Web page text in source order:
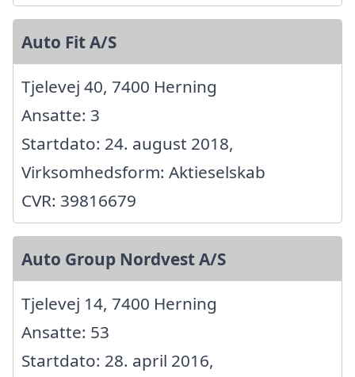
Auto Fit A/S
Tjelevej 40, 7400 Herning
Ansatte: 3
Startdato: 24. august 2018,
Virksomhedsform: Aktieselskab
CVR: 39816679
Auto Group Nordvest A/S
Tjelevej 14, 7400 Herning
Ansatte: 53
Startdato: 28. april 2016,